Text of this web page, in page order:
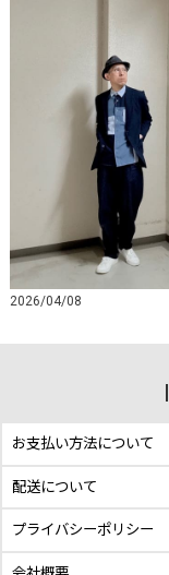
2026/04/08
お支払い方法について
配送について
プライバシーポリシー